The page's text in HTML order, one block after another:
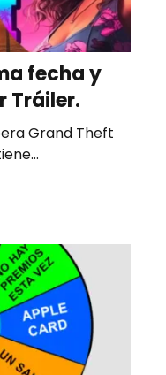
fecha y
Tráiler.
Grand Theft